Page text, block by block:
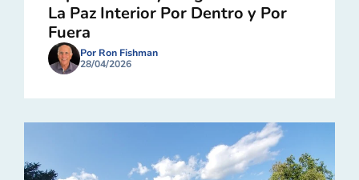
La Paz Interior Por Dentro y Por
Fuera
Por Ron Fishman
28/04/2026